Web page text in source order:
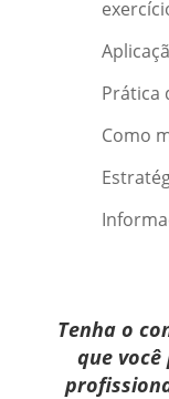
Prática
Como
Tenha o
que